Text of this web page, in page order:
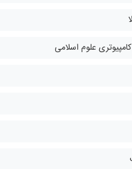
علوم اسلامی